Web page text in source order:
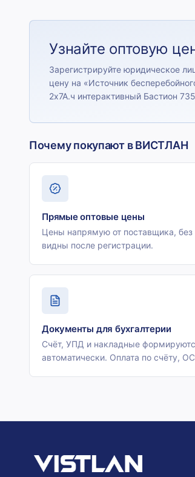
Узнайте оптовую
Зарегистрируйте юридическое
цену на «Источник
2х7А.ч интерактивный Бастион 735
Почему покупают в ВИСТЛАН
Прямые оптовые цены
Цены напрямую от поставщика,
видны после регистрации.
Документы для бухгалтерии
Счёт, УПД и накладные
автоматически. Оплата по счёту,